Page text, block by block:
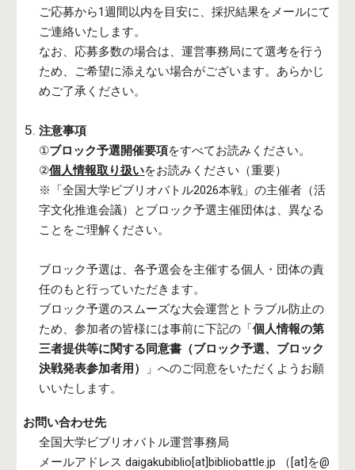
ご応募から1週間以内を目安に、採択結果をメールにて
ご連絡いたします。
なお、応募多数の場合は、運営事務局にて選考を行う
ため、ご希望に添えない場合がございます。あらかじ
めご了承ください。
注意事項
①ブロック予選開催要項をすべてお読みください。
②個人情報取り扱いをお読みください（重要）
※「全国大学ビブリオバトル2026本戦」の主催者（活
字文化推進会議）と ブロック予選主催団体は、異なる
ことをご理解ください。
ブロック予選は、各予選会を主催する個人・団体の責
任のもと行っていただきます。
ブロック予選のスムーズな大会運営とトラブル防止の
ため、参加者の皆様には事前に下記の「個人情報の第
三者提供等に関する同意書（ブロック予選、ブロック
決戦発表参加者用）
」へのご同意をいただくようお願
いいたします。
お問い合わせ先
全国大学ビブリオバトル運営事務局
メールアドレス daigakubiblio[at]bibliobattle.jp （[at]を@